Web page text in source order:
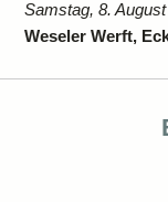
Samstag, 8.
Weseler Werft,